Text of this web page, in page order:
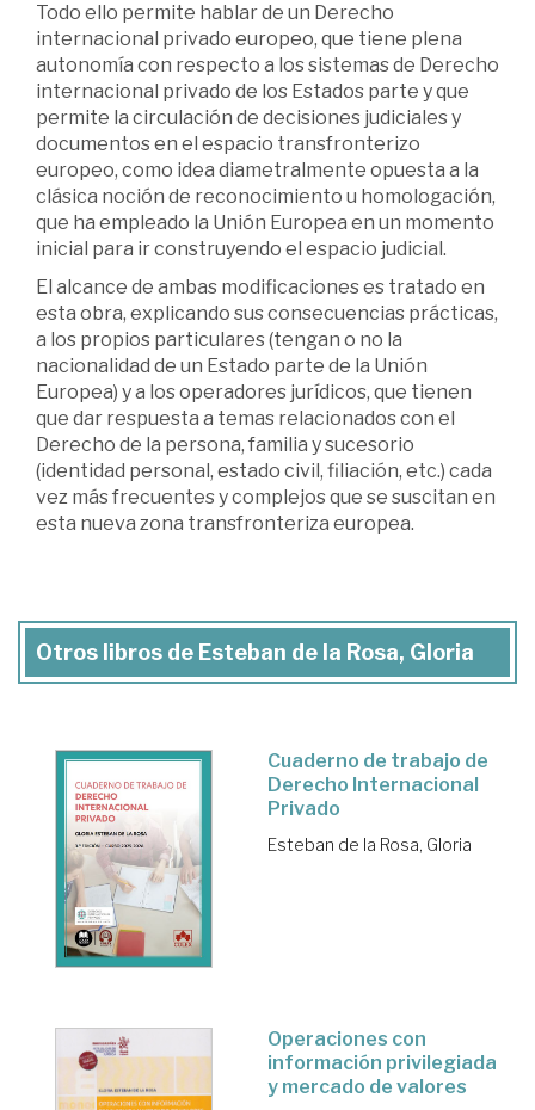
Todo ello permite hablar de un Derecho
internacional privado europeo, que tiene plena
autonomía con respecto a los sistemas de Derecho
internacional privado de los Estados parte y que
permite la circulación de decisiones judiciales y
documentos en el espacio transfronterizo
europeo, como idea diametralmente opuesta a la
clásica noción de reconocimiento u homologación,
que ha empleado la Unión Europea en un momento
inicial para ir construyendo el espacio judicial.
El alcance de ambas modificaciones es tratado en
esta obra, explicando sus consecuencias prácticas,
a los propios particulares (tengan o no la
nacionalidad de un Estado parte de la Unión
Europea) y a los operadores jurídicos, que tienen
que dar respuesta a temas relacionados con el
Derecho de la persona, familia y sucesorio
(identidad personal, estado civil, filiación, etc.) cada
vez más frecuentes y complejos que se suscitan en
esta nueva zona transfronteriza europea.
Otros libros de Esteban de la Rosa, Gloria
Cuaderno de trabajo de
Derecho Internacional
Privado
Esteban de la Rosa, Gloria
Operaciones con
información privilegiada
y mercado de valores